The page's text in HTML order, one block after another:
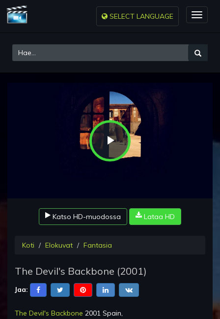
Toggle
SELECT LANGUAGE
Play
Katso HD-muodossa Lataa HD
Koti Elokuvat Fantasia
The Devil's Backbone (2001)
Jaa:
The Devil's Backbone 2001 Spain,